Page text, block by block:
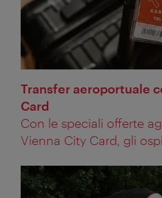
Transfer aeroportuale
Card
Con le speciali offerte
Vienna City Card, gli